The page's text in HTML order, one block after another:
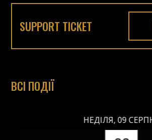
SUPPORT TICKET
ВСІ ПОДІЇ
НЕДІЛЯ, 09 СЕРПНЯ